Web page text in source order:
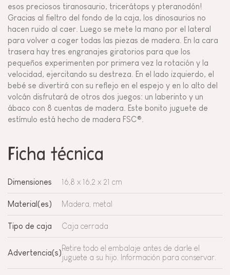
esos preciosos tiranosaurio, tricerátops y pteranodón!
Gracias al fieltro del fondo de la caja, los dinosaurios no
hacen ruido al caer. Luego se mete la mano por el lateral
para volver a coger todas las piezas de madera. En la cara
trasera hay tres engranajes giratorios para que los
pequeños experimenten por primera vez la rotación y la
velocidad, ejercitando su destreza. En el lado izquierdo, el
bebé se divertirá con su reflejo en el espejo y en lo alto del
volcán disfrutará de otros dos juegos: un laberinto y un
ábaco con 8 cuentas de madera. Este bonito juguete de
estímulo está hecho de madera FSC®.
Ficha técnica
Dimensiones 16,8 x 16,2 x 21 cm
Material(es) Madera, metal
Tipo de caja Caja cerrada
Advertencia(s)
Retire todo el embalaje antes de darle el
juguete a su hijo. Información para conservar.